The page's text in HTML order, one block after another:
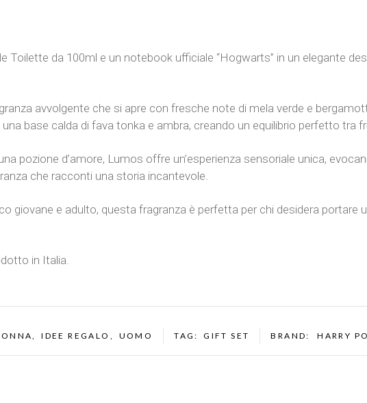
Toilette da 100ml e un notebook ufficiale “Hogwarts” in un elegante
avvolgente che si apre con fresche note di mela verde e
base calda di fava tonka e ambra, creando un equilibrio perfetto tra
pozione d’amore, Lumos offre un’esperienza sensoriale unica,
che racconti una storia incantevole.
giovane e adulto, questa fragranza è perfetta per chi desidera portare
in Italia.
, IDEE REGALO , UOMO TAG: GIFT SET BRAND: HARRY